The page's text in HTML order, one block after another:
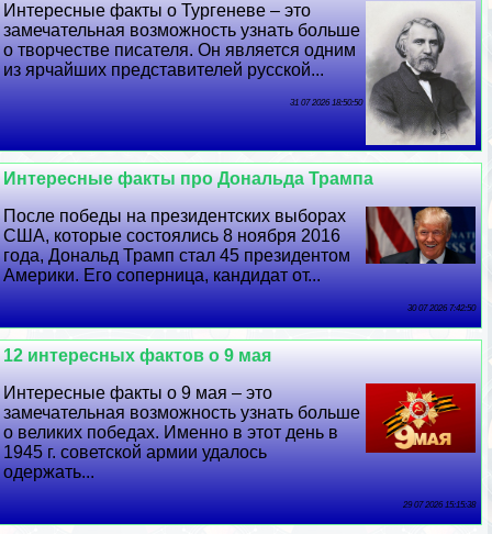
Интересные факты о Тургеневе – это
замечательная возможность узнать больше
о творчестве писателя. Он является одним
из ярчайших представителей русской...
31 07 2026 18:50:50
Интересные факты про Дональда Трампа
После победы на президентских выборах
США, которые состоялись 8 ноября 2016
года, Дональд Трамп стал 45 президентом
Америки. Его соперница, кандидат от...
30 07 2026 7:42:50
12 интересных фактов о 9 мая
Интересные факты о 9 мая – это
замечательная возможность узнать больше
о великих победах. Именно в этот день в
1945 г. советской армии удалось
одержать...
29 07 2026 15:15:38